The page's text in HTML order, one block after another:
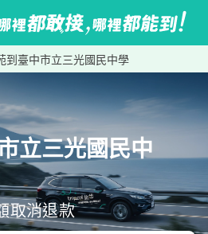
到臺中市立三光國民中學
立三光國民中
取消退款